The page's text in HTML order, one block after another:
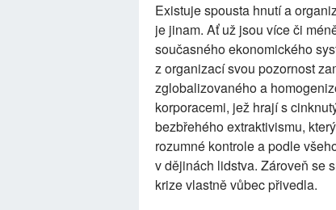
Existuje spousta hnutí a
je jinam. Ať už jsou více či
současného ekonomického
z organizací svou pozornost
zglobalizovaného a
korporacemi, jež hrají s
bezbřehého extraktivismu,
rozumné kontrole a podle
v dějinách lidstva. Zároveň se
krize vlastně vůbec přivedla.